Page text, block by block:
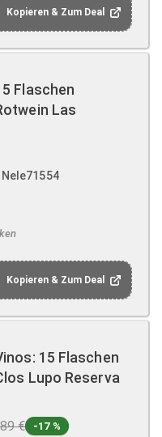
Kopieren & Zum Deal
Flaschen
Las
Kopieren & Zum Deal
15 Flaschen
Lupo Reserva
€ -17 %